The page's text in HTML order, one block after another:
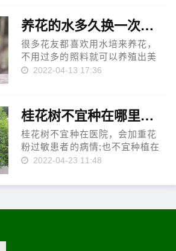
浇水过多或者光照不足，此时要
将它放于通风处晾干花土，然后
把它改...
养花的水多久换一次？养花的水3种需要更换的原
很多花友都喜欢用水培来养花，
不用过多的照料就可以养殖出美
丽的花，但需要经常换水，那么
好7～10天换一次水，一些水培种
植的花，放入适量的阿斯匹林、
食醋、...
2022-04-13 17:36
桂花树不宜种在哪里？医院和室内不可种植
桂花树不宜种在医院，会加重花
粉过敏患者的病情;也不宜种植在
室内，风水学上说桂花树是鬼
风较差，不能满足桂花的生长需
为北方温度低，土壤多为冻土，
2022-04-23 11:48